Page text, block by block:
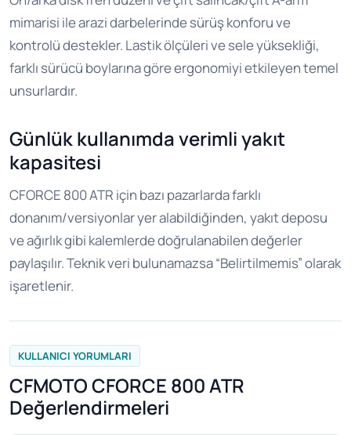
mimarisi ile arazi darbelerinde sürüş konforu ve
kontrolü destekler. Lastik ölçüleri ve sele yüksekliği,
farklı sürücü boylarına göre ergonomiyi etkileyen temel
unsurlardır.
Günlük kullanımda verimli yakıt
kapasitesi
CFORCE 800 ATR için bazı pazarlarda farklı
donanım/versiyonlar yer alabildiğinden, yakıt deposu
ve ağırlık gibi kalemlerde doğrulanabilen değerler
paylaşılır. Teknik veri bulunamazsa “Belirtilmemis” olarak
işaretlenir.
KULLANICI YORUMLARI
CFMOTO CFORCE 800 ATR
Değerlendirmeleri